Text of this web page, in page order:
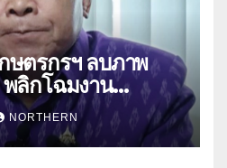
ษตรกรฯ ลบภาพ
ลิกโฉมงาน
มืองสองแคว 69” มุ่ง
กร ดึงนวัตกรรม-จับ
กษตรสู่สากล (คลิป)
NORTHERN